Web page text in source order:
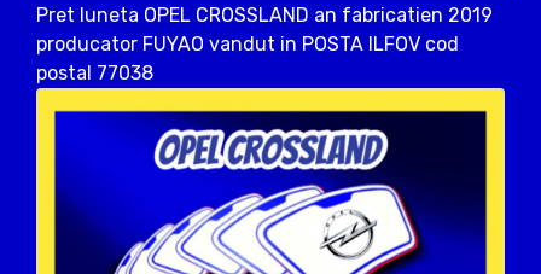
Pret luneta OPEL CROSSLAND an fabricatien 2019
producator FUYAO vandut in POSTA ILFOV cod
postal 77038